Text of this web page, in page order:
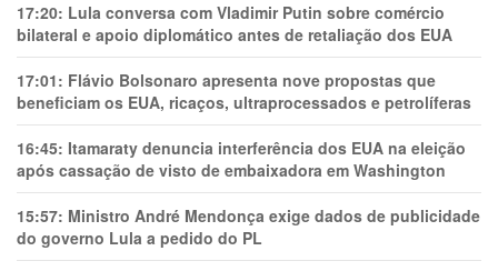
17:20: Lula conversa com Vladimir Putin sobre comércio
bilateral e apoio diplomático antes de retaliação dos EUA
17:01: Flávio Bolsonaro apresenta nove propostas que
beneficiam os EUA, ricaços, ultraprocessados e petrolíferas
16:45: Itamaraty denuncia interferência dos EUA na eleição
após cassação de visto de embaixadora em Washington
15:57: Ministro André Mendonça exige dados de publicidade
do governo Lula a pedido do PL